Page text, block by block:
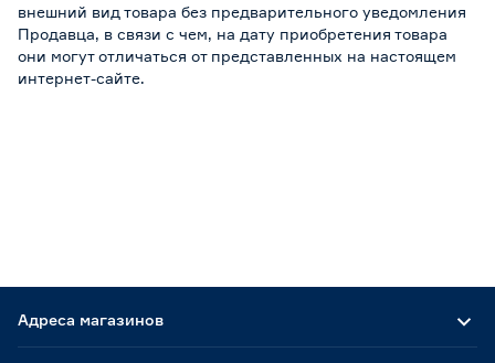
внешний вид товара без предварительного уведомления
Продавца, в связи с чем, на дату приобретения товара
они могут отличаться от представленных на настоящем
интернет-сайте.
Адреса магазинов